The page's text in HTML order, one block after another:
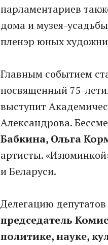
парламентариев
дома и музея-
пленэр юных
Главным событием
посвященный 75-
выступит
Александрова.
Бабкина, Ольга
артисты.
и Беларуси.
Делегацию депутатов
председатель
политике, науке,